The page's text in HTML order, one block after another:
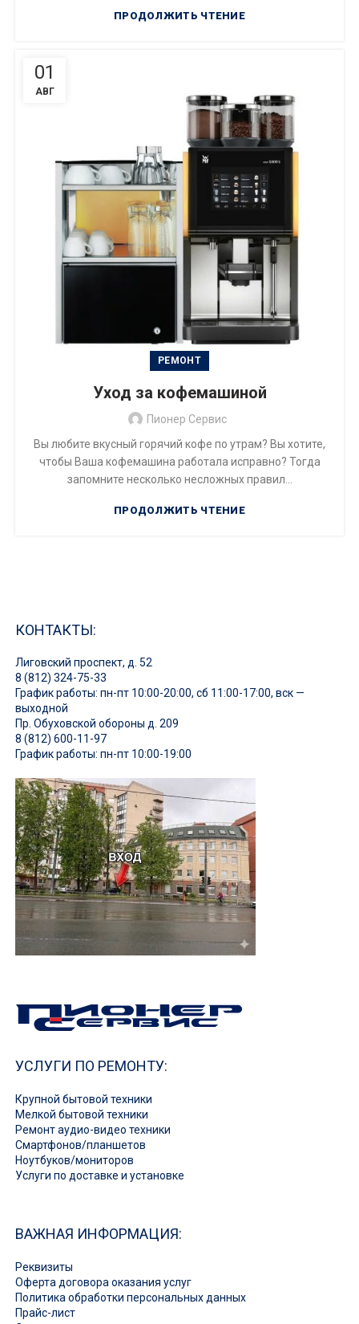
ПРОДОЛЖИТЬ ЧТЕНИЕ
01
АВГ
РЕМОНТ
Уход за кофемашиной
Пионер Сервис
Вы любите вкусный горячий кофе по утрам? Вы хотите,
чтобы Ваша кофемашина работала исправно? Тогда
запомните несколько несложных правил...
ПРОДОЛЖИТЬ ЧТЕНИЕ
КОНТАКТЫ:
Лиговский проспект, д. 52
8 (812) 324-75-33
График работы: пн-пт 10:00-20:00, сб 11:00-17:00, вск —
выходной
Пр. Обуховской обороны д. 209
8 (812) 600-11-97
График работы: пн-пт 10:00-19:00
УСЛУГИ ПО РЕМОНТУ:
Крупной бытовой техники
Мелкой бытовой техники
Ремонт аудио-видео техники
Смартфонов/планшетов
Ноутбуков/мониторов
Услуги по доставке и установке
ВАЖНАЯ ИНФОРМАЦИЯ:
Реквизиты
Оферта договора оказания услуг
Политика обработки персональных данных
Прайс-лист